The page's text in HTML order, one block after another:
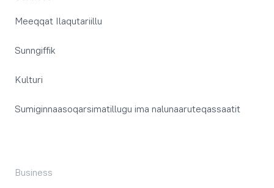
Meeqqat Ilaqutariillu
Sunngiffik
Kulturi
Sumiginnaasoqarsimatillugu ima nalunaaruteqassaatit
Business